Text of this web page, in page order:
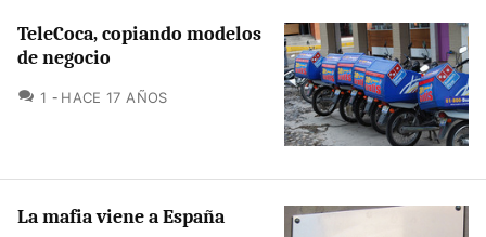
TeleCoca, copiando modelos
de negocio
1 COMENTARIOS
HACE 17 AÑOS
La mafia viene a España